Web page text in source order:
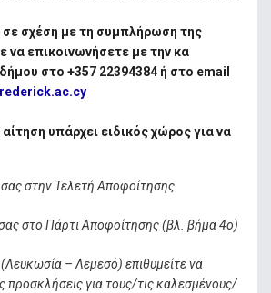
σε σχέση με τη συμπλήρωση της
να επικοινωνήσετε με την κα
στο +357 22394384 ή στο email
υπάρχει ειδικός χώρος για να
στην Τελετή Αποφοίτησης
στο Πάρτι Αποφοίτησης (βλ. βήμα 4ο)
– Λεμεσό) επιθυμείτε να
προσκλήσεις για τους/τις καλεσμένους/